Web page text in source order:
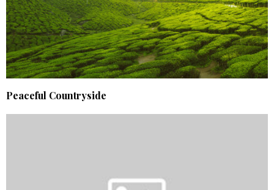
Peaceful Countryside